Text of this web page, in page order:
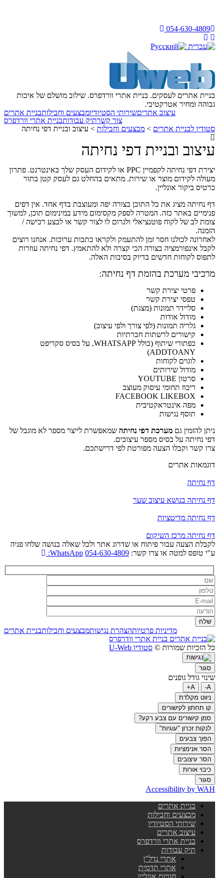
054-630-4809
בניית אתרים לעסקים. בניית אתרי וורדפרס. שילוב מושלם של איכות
גבוהה ומחיר אטרקטיבי.
בניית אתריםמבצעים וחבילותשירותי הסטיודיועיצוב אתרים
בניית אתרי וורדפרסתיק עבודותצור קשר
סטודיו לבניית אתרים > מבצעים וחבילות > עיצוב ובניית דפי נחיתה
עיצוב ובניית דפי נחיתה
יצירת דפי נחיתה לקפמיין PPC או לקידום העסק שלך באינטרנט. פתרון
מעולה לקידום מוצר או שירות. מתאים בהחלט גם לעסק קטן בתור
כרטיס ביקור אונליין.
דף נחיתה מציג את כל התוכן בצורה יפה ומעוצבת בדף אחד. אין דפים
פנימיים באתר כזה. המטרה לספק מקסימום מידע במינימום תוכן, למשוך
צומת לב של לקוח פוטנציאלי ולגרום לו לצור קשר או לבצע רכישה /
הזמנה.
לאחרונה לכולנו חסר זמן להתעמק ולקראו כתבות ערוכות. אנחנו רוצים
לקבל אינפורמציה בצורה הכי קצרה ולא להתאמץ. דפי נחיתה עוזרות
לתפוס לקוחות חדשים בדיוק בסיבות האלה.
מרכיבי מערכת בהזמת דף נחיתה:
פרטי יצירת קשר
טפסי יצירת קשר
סליידר תמונות (מצגת)
מודול אודות
גלריה תמונות (לפי צורך ולפי עיצוב)
קישורים לרשתות חברתיות
כפתורי שיתוף (כולל WHATSAPP, על בסיס סקריפט
ADDTOANY)
לוגוים לקוחות
מודול שירותים
סרטון YOUTUBE
ריכוז תחומי עיסוק מעוצב
FACEBOOK LIKEBOX
מפה אינטראקטיבית
תוסף נגישות
ניתן להזמין גם מערכת דפי נחיתה שמאפשרת לייצר מספר לא מוגבל של
דפי נחיתה על בסיס מספר עיצובים.
צרו קשר וקבלו הצעה מפורטת לפי דרישתכם.
דוגמאות אתרים
דף נחיתה
דף נחיתה בנושא עיצוב שער
דף נחיתה מדיטציות
דף נחיתה מרכז השיקום
לקבלת הצעה עבור פיתוח או שדרוג אתר ולכל שאלה בנושה שלחו פניה
ע"י טופס למטה או צרו קשר: 054-630-4809
WhatsApp:
בניית אתריםמבצעים וחבילותהצהרת נגישותמדיניות פרטיות
בניית אתרי וודרפרס
כל הזכיות שמורות © סטודיו U-Web
סגור
שינוי גודל גופנים
A-
A+
ניווט מקלדת
קו תחתון לקישורים
סמן קישורים עם צבע רקע?
לנקות זכרון "עוגיות"
הפוך צבעים
הסר אנימציות
הסר עיצובים
כיבוי אורות
סגור
Accessibility by WAH
בניית אתרים
מבצעים וחבילות
שירותי הסטיודיו
עיצוב אתרים
בניית אתרי וורדפרס
תיק עבודות
אתרי נדל"ן
אתרי תדמית
חנויות אונליין